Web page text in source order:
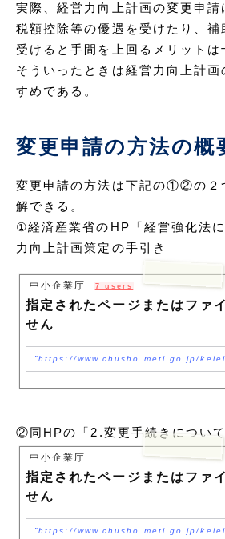
実際、経営力向上計画の変更申請
税額控除等の優遇を受けたり、補
受けると手間を上回るメリットは
そういったときは経営力向上計画
すめである。
変更申請の方法の概
変更申請の方法は下記の①②の２
解できる。
①経済産業省のHP「経営強化法
力向上計画策定の手引き
中小企業庁 7 users
指定されたページまたはファ
せん
https://www.chusho.meti.go.jp/
②同HPの「2.変更手続きについて
中小企業庁
指定されたページまたはファ
せん
https://www.chusho.meti.go.jp/